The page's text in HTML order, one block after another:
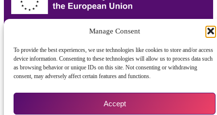
Manage Consent
To provide the best experiences, we use technologies like cookies to store and/or access
device information. Consenting to these technologies will allow us to process data such
as browsing behavior or unique IDs on this site. Not consenting or withdrawing
consent, may adversely affect certain features and functions.
Accept
ставови и мислења се единствено на авторот(ите) и не ги
Извршната агенција за образование и култура (EACEA).
Ниту Европската Унија, ниту EACEA не можат да бидат
одговорни за нив.
>Услови на Κористење